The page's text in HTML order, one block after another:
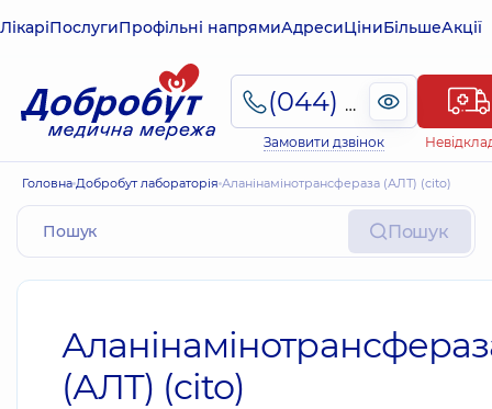
ЛікаріПослугиПрофільні напрямиАдресиЦіниБільшеАкції
(044) 495-2-888
Замовити дзвінок
Головна Добробут лабораторія Аланінамінотрансфераза (АЛТ) (cito)
Пошук
(АЛТ) (cito)